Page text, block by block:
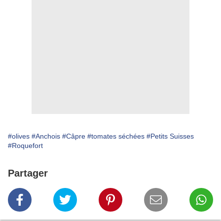
#olives #Anchois #Câpre #tomates séchées #Petits Suisses
#Roquefort
Partager